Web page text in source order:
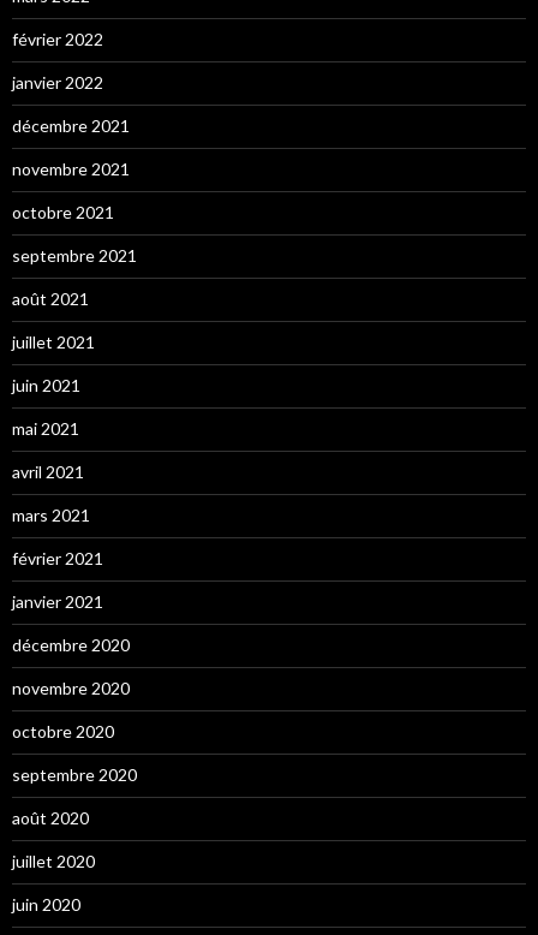
février 2022
janvier 2022
décembre 2021
novembre 2021
octobre 2021
septembre 2021
août 2021
juillet 2021
juin 2021
mai 2021
avril 2021
mars 2021
février 2021
janvier 2021
décembre 2020
novembre 2020
octobre 2020
septembre 2020
août 2020
juillet 2020
juin 2020